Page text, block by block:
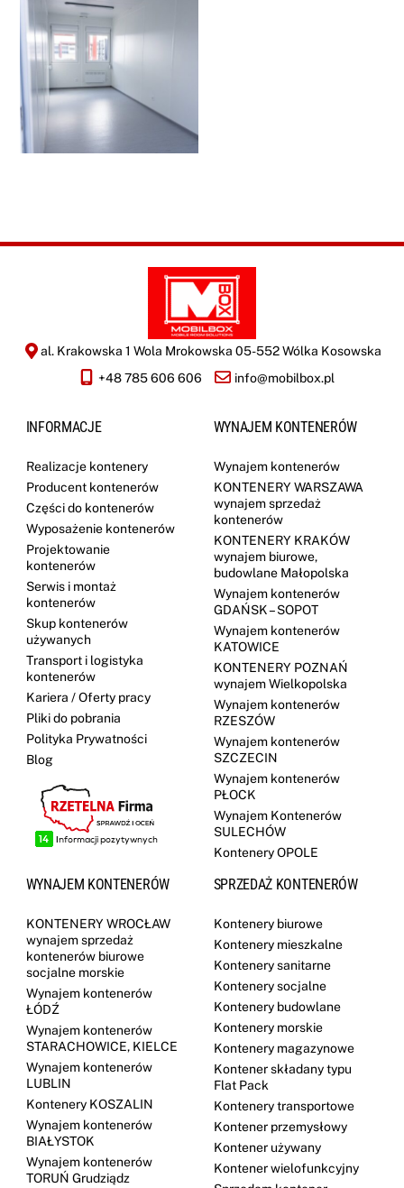
al. Krakowska 1 Wola Mrokowska 05-552 Wólka Kosowska
+48 785 606 606
info@mobilbox.pl
INFORMACJE
Realizacje kontenery
Producent kontenerów
Części do kontenerów
Wyposażenie kontenerów
Projektowanie
kontenerów
Serwis i montaż
kontenerów
Skup kontenerów
używanych
Transport i logistyka
kontenerów
Kariera / Oferty pracy
Pliki do pobrania
Polityka Prywatności
Blog
WYNAJEM KONTENERÓW
Wynajem kontenerów
KONTENERY WARSZAWA
wynajem sprzedaż
kontenerów
KONTENERY KRAKÓW
wynajem biurowe,
budowlane Małopolska
Wynajem kontenerów
GDAŃSK – SOPOT
Wynajem kontenerów
KATOWICE
KONTENERY POZNAŃ
wynajem Wielkopolska
Wynajem kontenerów
RZESZÓW
Wynajem kontenerów
SZCZECIN
Wynajem kontenerów
PŁOCK
Wynajem Kontenerów
SULECHÓW
Kontenery OPOLE
WYNAJEM KONTENERÓW
KONTENERY WROCŁAW
wynajem sprzedaż
kontenerów biurowe
socjalne morskie
Wynajem kontenerów
ŁÓDŹ
Wynajem kontenerów
STARACHOWICE, KIELCE
Wynajem kontenerów
LUBLIN
Kontenery KOSZALIN
Wynajem kontenerów
BIAŁYSTOK
Wynajem kontenerów
TORUŃ Grudziądz
SPRZEDAŻ KONTENERÓW
Kontenery biurowe
Kontenery mieszkalne
Kontenery sanitarne
Kontenery socjalne
Kontenery budowlane
Kontenery morskie
Kontenery magazynowe
Kontener składany typu
Flat Pack
Kontenery transportowe
Kontener przemysłowy
Kontener używany
Kontener wielofunkcyjny